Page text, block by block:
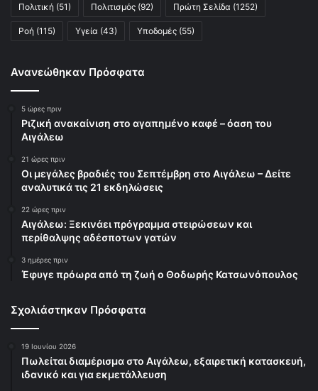
Πολιτική (51) Πολιτισμός (92) Πρώτη Σελίδα (1252)
Ροή (115) Υγεία (43) Υποδομές (55)
Ανανεώθηκαν Πρόσφατα
5 ώρες πριν
Ριζική ανακαίνιση στο αγαπημένο καφέ – όαση του
Αιγάλεω
21 ώρες πριν
Οι μεγάλες βραδιές του Σεπτέμβρη στο Αιγάλεω – Δείτε
αναλυτικά τις 21 εκδηλώσεις
22 ώρες πριν
Αιγάλεω: Ξεκινάει πρόγραμμα στειρώσεων και
περίθαλψης αδέσποτων γατών
3 ημέρες πριν
Έφυγε πρόωρα από τη ζωή ο Θοδωρής Κατσωνόπουλος
Σχολιάστηκαν Πρόσφατα
19 Ιουνίου 2026
Πωλείται διαμέρισμα στο Αιγάλεω, εξαιρετική κατασκευή,
ιδανικό και για εκμετάλλευση